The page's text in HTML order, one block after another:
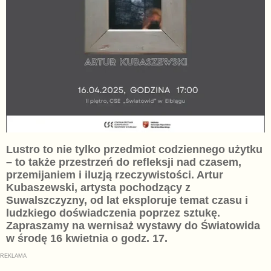
Lustro to nie tylko przedmiot codziennego użytku
– to także przestrzeń do refleksji nad czasem,
przemijaniem i iluzją rzeczywistości. Artur
Kubaszewski, artysta pochodzący z
Suwalszczyzny, od lat eksploruje temat czasu i
ludzkiego doświadczenia poprzez sztukę.
Zapraszamy na wernisaż wystawy do Światowida
w środę 16 kwietnia o godz. 17.